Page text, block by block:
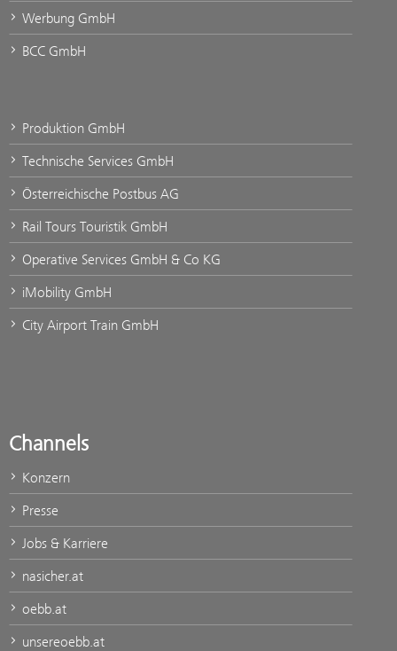
Werbung GmbH
BCC GmbH
Produktion GmbH
Technische Services GmbH
Österreichische Postbus AG
Rail Tours Touristik GmbH
Operative Services GmbH & Co KG
iMobility GmbH
City Airport Train GmbH
Channels
Konzern
Presse
Jobs & Karriere
nasicher.at
oebb.at
unsereoebb.at